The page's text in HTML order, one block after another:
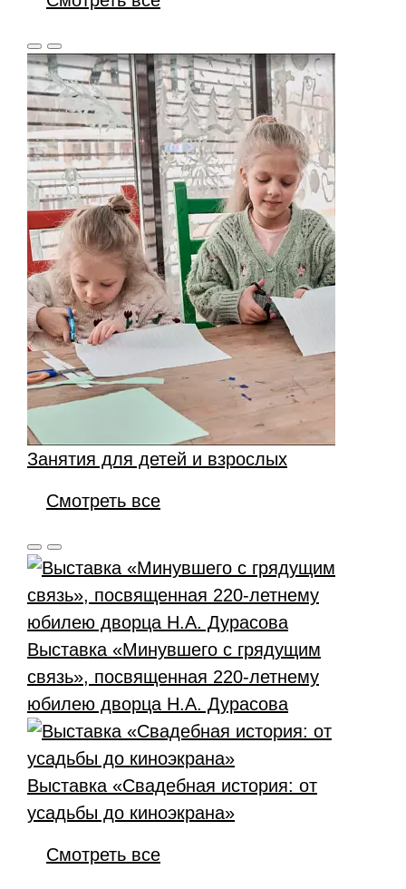
Занятия для детей и взрослых
Смотреть все
Выставка «Минувшего с грядущим
связь», посвященная 220-летнему
юбилею дворца Н.А. Дурасова
Выставка «Свадебная история: от
усадьбы до киноэкрана»
Смотреть все